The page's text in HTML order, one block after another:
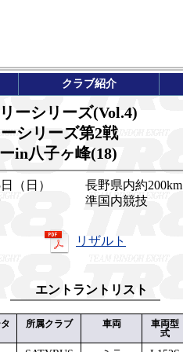
クラブ紹介
ーシリーズ(Vol.4)
シリーズ第2戦
in八子ヶ峰(18)
（日）
長野県内約200km
準国内競技
リザルト
エントラントリスト
所属クラブ 車両
車両型
式